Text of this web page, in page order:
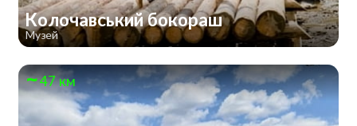
Колочавський бокораш
Музей
47 км